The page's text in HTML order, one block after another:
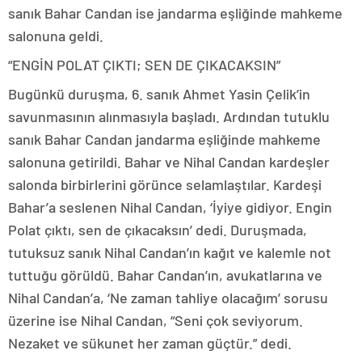
sanık Bahar Candan ise jandarma eşliğinde mahkeme
salonuna geldi.
“ENGİN POLAT ÇIKTI; SEN DE ÇIKACAKSIN”
Bugünkü duruşma, 6. sanık Ahmet Yasin Çelik’in
savunmasının alınmasıyla başladı. Ardından tutuklu
sanık Bahar Candan jandarma eşliğinde mahkeme
salonuna getirildi. Bahar ve Nihal Candan kardeşler
salonda birbirlerini görünce selamlaştılar. Kardeşi
Bahar’a seslenen Nihal Candan, ‘İyiye gidiyor. Engin
Polat çıktı, sen de çıkacaksın’ dedi. Duruşmada,
tutuksuz sanık Nihal Candan’ın kağıt ve kalemle not
tuttuğu görüldü. Bahar Candan’ın, avukatlarına ve
Nihal Candan’a, ‘Ne zaman tahliye olacağım’ sorusu
üzerine ise Nihal Candan, “Seni çok seviyorum.
Nezaket ve sükunet her zaman güçtür.” dedi.